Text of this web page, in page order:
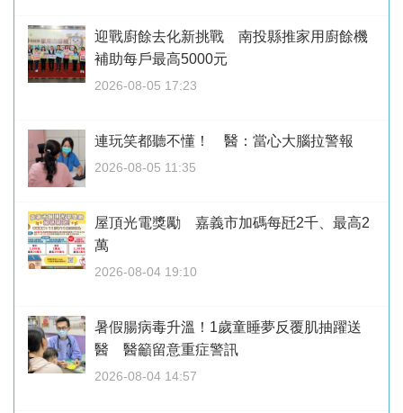
迎戰廚餘去化新挑戰 南投縣推家用廚餘機
補助每戶最高5000元
2026-08-05 17:23
連玩笑都聽不懂！ 醫：當心大腦拉警報
2026-08-05 11:35
屋頂光電獎勵 嘉義市加碼每瓩2千、最高2
萬
2026-08-04 19:10
暑假腸病毒升溫！1歲童睡夢反覆肌抽躍送
醫 醫籲留意重症警訊
2026-08-04 14:57